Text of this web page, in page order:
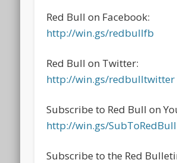
Red Bull on Facebook:
http://win.gs/redbullfb
Red Bull on Twitter:
http://win.gs/redbulltwitter
Subscribe to Red Bull on
http://win.gs/SubToRedBull
Subscribe to the Red